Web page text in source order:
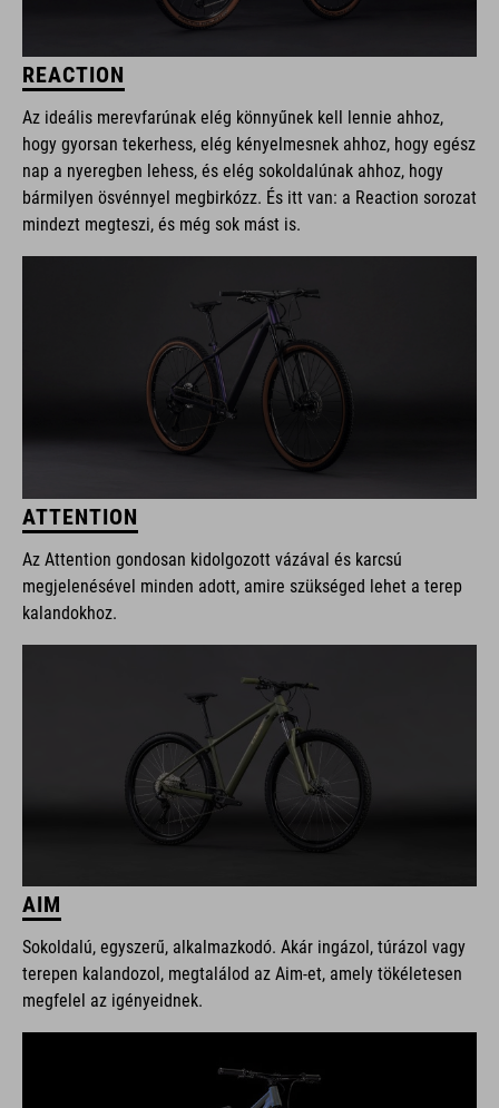
REACTION
Az ideális merevfarúnak elég könnyűnek kell lennie ahhoz,
hogy gyorsan tekerhess, elég kényelmesnek ahhoz, hogy egész
nap a nyeregben lehess, és elég sokoldalúnak ahhoz, hogy
bármilyen ösvénnyel megbirkózz. És itt van: a Reaction sorozat
mindezt megteszi, és még sok mást is.
ATTENTION
Az Attention gondosan kidolgozott vázával és karcsú
megjelenésével minden adott, amire szükséged lehet a terep
kalandokhoz.
AIM
Sokoldalú, egyszerű, alkalmazkodó. Akár ingázol, túrázol vagy
terepen kalandozol, megtalálod az Aim-et, amely tökéletesen
megfelel az igényeidnek.